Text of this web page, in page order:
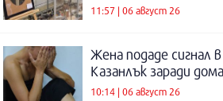
11:57 | 06 август 26
Жена подаде сигнал
Казанлък заради
10:14 | 06 август 26